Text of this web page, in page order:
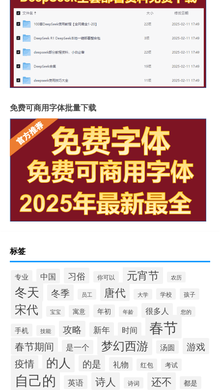
免费可商用字体批量下载
标签
专业 中国 习俗 你可以 元宵节 农历
冬天 冬季 员工 唐代 大学 学校 孩子
宋代 宝宝 寓意 年初 年龄 很多人 您的
手机 技能 攻略 新年 时间 春节
春节期间 是一个 梦幻西游 汤圆 游戏
疫情 的人 的是 礼物 红包 考试
自己的 英语 诗人 诗词 还不 都是